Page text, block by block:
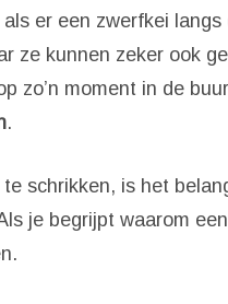
of 'Esc' om te sluiten
er een zwerfkei
ze kunnen zeker ook
zo’n moment in de
.
schrikken, is het
je begrijpt waarom